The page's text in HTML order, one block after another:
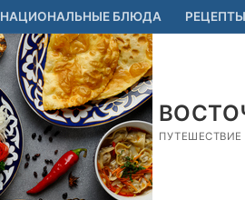
НАЦИОНАЛЬНЫЕ БЛЮДА РЕЦЕПТЫ